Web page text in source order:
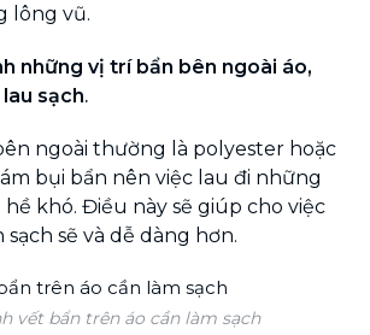
lông vũ.
những vị trí bẩn bên ngoài áo,
sạch.
ngoài thường là polyester hoặc
bụi bẩn nên việc lau đi những
khó. Điều này sẽ giúp cho việc
sạch sẽ và dễ dàng hơn.
vết bẩn trên áo cần làm sạch